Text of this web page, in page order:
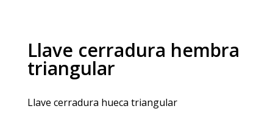
Llave cerradura hembra
triangular
Llave cerradura hueca triangular